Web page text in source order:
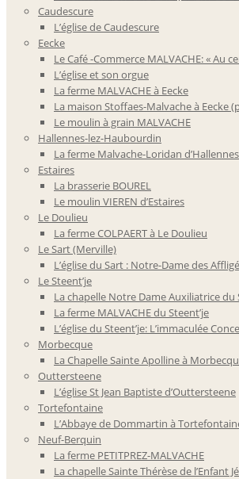
Caudescure
L’église de Caudescure
Eecke
Le Café -Commerce MALVACHE: « Au
L’église et son orgue
La ferme MALVACHE à Eecke
La maison Stoffaes-Malvache à Eecke
Le moulin à grain MALVACHE
Hallennes-lez-Haubourdin
La ferme Malvache-Loridan
Estaires
La brasserie BOUREL
Le moulin VIEREN d’Estaires
Le Doulieu
La ferme COLPAERT à Le Doulieu
Le Sart (Merville)
L’église du Sart : Notre-Dame des
Le Steent’je
La chapelle Notre Dame Auxiliatrice du
La ferme MALVACHE du Steent’je
L’église du Steent’je: L’immaculée
Morbecque
La Chapelle Sainte Apolline à
Outtersteene
L’église St Jean Baptiste d’Outtersteene
Tortefontaine
L’Abbaye de Dommartin à
Neuf-Berquin
La ferme PETITPREZ-MALVACHE
La chapelle Sainte Thérèse de l’Enfant